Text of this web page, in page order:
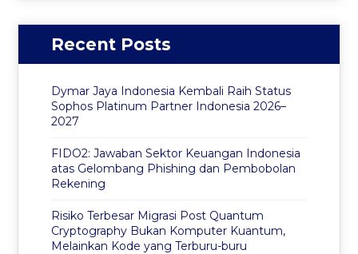
Recent Posts
Dymar Jaya Indonesia Kembali Raih Status
Sophos Platinum Partner Indonesia 2026–
2027
FIDO2: Jawaban Sektor Keuangan Indonesia
atas Gelombang Phishing dan Pembobolan
Rekening
Risiko Terbesar Migrasi Post Quantum
Cryptography Bukan Komputer Kuantum,
Melainkan Kode yang Terburu-buru